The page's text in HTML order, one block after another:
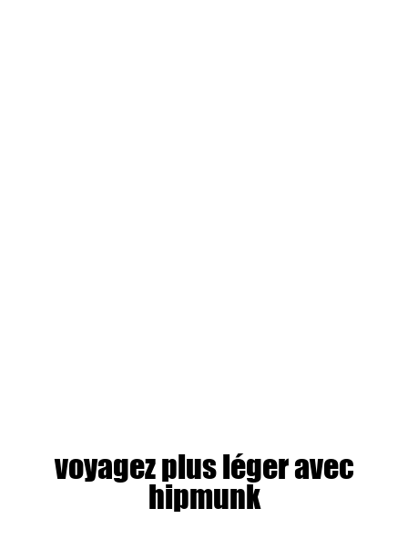
voyagez plus léger avec
hipmunk